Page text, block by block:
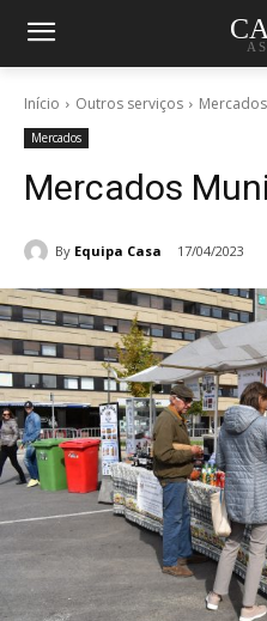
Início Outros serviços Mercados
Mercados
Mercados
By Equipa Casa 17/04/2023